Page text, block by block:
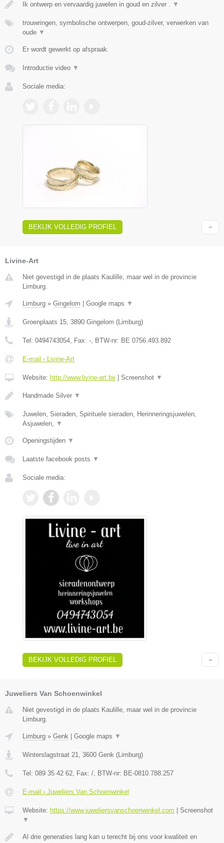
Ik ontwerp en vervaardig juwelen in goud en zilver . ▼
trouwringen, symbolische ontwerpen, goud-zilver, verwerken van
oude ▼
Er wordt gewerkt op afspraak.
Introductie video ▼
Sociale media:
BEKIJK VOLLEDIG PROFIEL
Livine-Art
Niet gevestigd in de plaats Kaulille, maar wel in de provincie
Limburg.
Limburg » Gingelom Google maps ▼
Groenplaats 15, 3890 Gingelom (Limburg)
Tel: 0494743054, Fax: -, BTW-nr: BE 0756.493.892
E-mail › Livine-Art
Website: http://www.livine-art.be Screenshot ▼
Handmade Silver ▼
Juwelen, Sieraden, Spirituele sieraden, Herinneringsjuwelen,
Asjuwelen, ▼
Openingstijden ▼
Laatste facebook posts ▼
Sociale media:
BEKIJK VOLLEDIG PROFIEL
Juweliers Van Schoenwinkel
Niet gevestigd in de plaats Kaulille, maar wel in de provincie
Limburg.
Limburg » Genk Google maps ▼
Winterslagstraat 21, 3600 Genk (Limburg)
Tel: 089 35 42 62, Fax: /, BTW-nr: BE-0810.788.257
E-mail › Juweliers Van Schoenwinkel
Website: https://www.juweliersvanschoenwinkel.com
Screenshot
▼
Al drie generaties lang kan u terecht bij ons voor kwaliteit en